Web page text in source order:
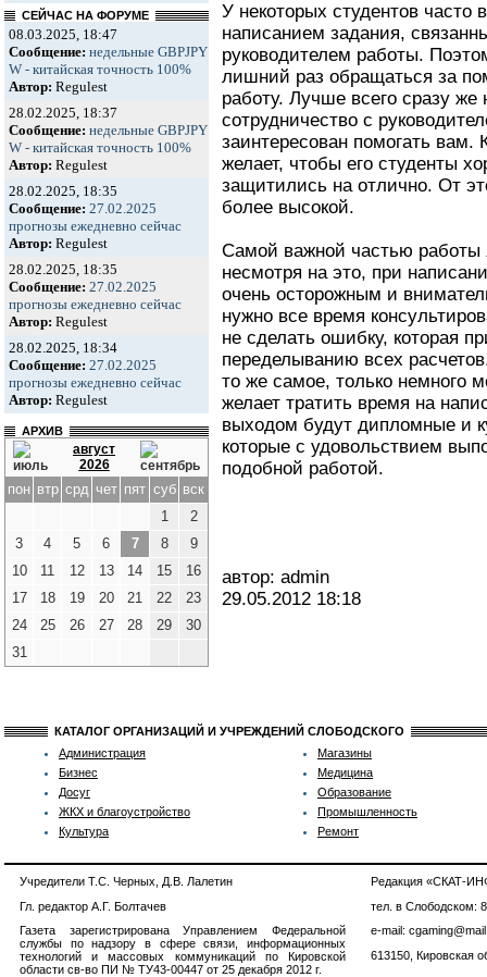
СЕЙЧАС НА ФОРУМЕ
08.03.2025, 18:47
Сообщение: недельные GBPJPY
W - китайская точность 100%
Автор: Regulest
28.02.2025, 18:37
Сообщение: недельные GBPJPY
W - китайская точность 100%
Автор: Regulest
28.02.2025, 18:35
Сообщение: 27.02.2025
прогнозы ежедневно сейчас
Автор: Regulest
28.02.2025, 18:35
Сообщение: 27.02.2025
прогнозы ежедневно сейчас
Автор: Regulest
28.02.2025, 18:34
Сообщение: 27.02.2025
прогнозы ежедневно сейчас
Автор: Regulest
АРХИВ
август
2026
пон втр срд чет пят суб вск
1
2
3
4 5 6 7 8
9
10
11 12 13 14 15
16
17
18 19 20 21 22
23
24
25 26 27 28 29
30
31
У некоторых студентов часто
написанием задания,
руководителем работы.
лишний раз обращаться за
работу. Лучше всего сразу же
сотрудничество с
заинтересован помогать
желает, чтобы его студенты
защитились на отлично. От
более высокой.
Самой важной частью работы
несмотря на это, при
очень осторожным и
нужно все время
не сделать ошибку, которая
переделыванию всех
то же самое, только немного
желает тратить время на
выходом будут дипломные и
которые с удовольствием
подобной работой.
автор: admin
29.05.2012 18:18
КАТАЛОГ ОРГАНИЗАЦИЙ И УЧРЕЖДЕНИЙ СЛОБОДСКОГО
Администрация
Бизнес
Досуг
ЖКХ и благоустройство
Культура
Магазины
Медицина
Образование
Промышленность
Ремонт
Учредители Т.С. Черных, Д.В. Лалетин
Гл. редактор А.Г. Болтачев
Газета зарегистрирована Управлением Федеральной
службы по надзору в сфере связи, информационных
технологий и массовых коммуникаций по Кировской
области св-во ПИ № ТУ43-00447 от 25 декабря 2012 г.
Редакция «СКАТ-
тел. в Слободском:
e-mail:
613150, Кировская